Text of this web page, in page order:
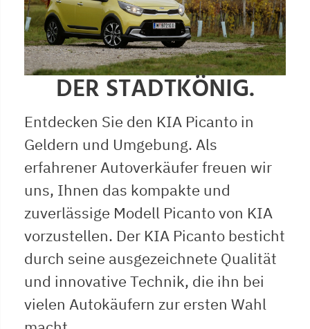
DER STADTKÖNIG.
Entdecken Sie den KIA Picanto in
Geldern und Umgebung. Als
erfahrener Autoverkäufer freuen wir
uns, Ihnen das kompakte und
zuverlässige Modell Picanto von KIA
vorzustellen. Der KIA Picanto besticht
durch seine ausgezeichnete Qualität
und innovative Technik, die ihn bei
vielen Autokäufern zur ersten Wahl